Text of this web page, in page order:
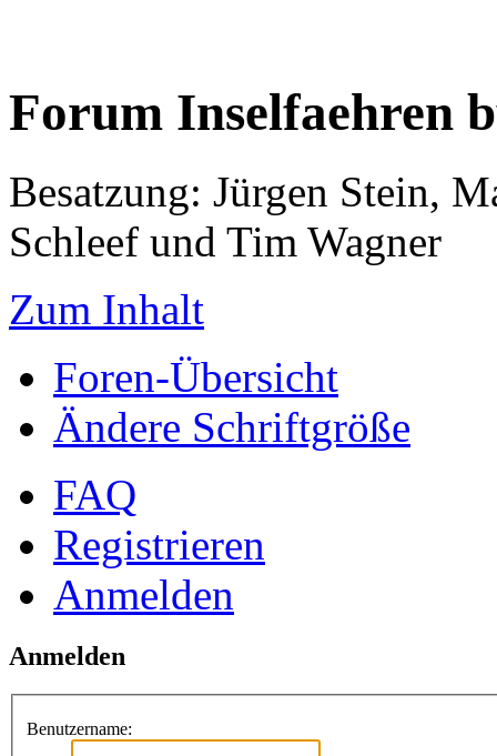
Forum Inselfaehren
Besatzung: Jürgen Stein,
Schleef und Tim Wagner
Zum Inhalt
Foren-Übersicht
Ändere Schriftgröße
FAQ
Registrieren
Anmelden
Anmelden
Benutzername: